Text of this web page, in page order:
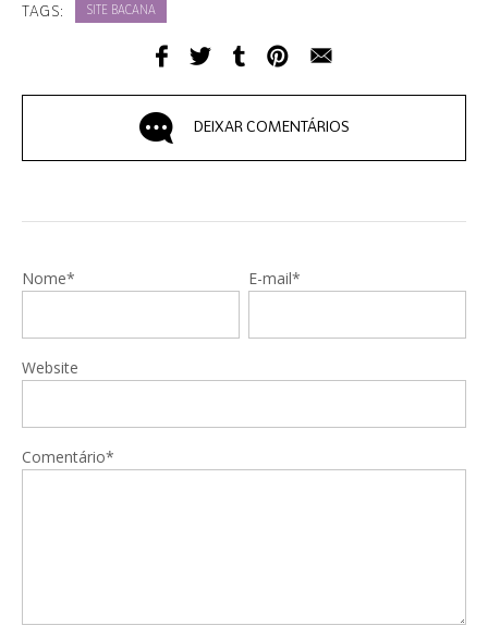
TAGS: SITE BACANA
DEIXAR COMENTÁRIOS
Nome* E-mail*
Website
Comentário*